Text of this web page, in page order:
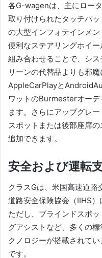
各G-wagenは、主にロー
取り付けられたタッチパ
の大型インフォテインメン
便利なステアリングホイ
組み合わせることで、シ
リーンの代替品よりも邪魔
AppleCarPlayと
ワットのBurmesterオー
ます。さらにアップグレ
スポットまたは後部座席
追加できます。
安全および運転
クラスGは、米国高速道
道路安全保険協会（IIHS）
ただし、ブラインドスポ
グアシストなど、多くの
クノロジーが搭載されてい
です。